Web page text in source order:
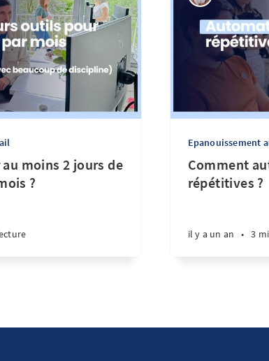
moins 2 jours de
?
Epanouissement
Comment
répétitives ?
il y a un an • 3